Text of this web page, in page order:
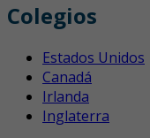
Colegios
Estados Unidos
Canadá
Irlanda
Inglaterra